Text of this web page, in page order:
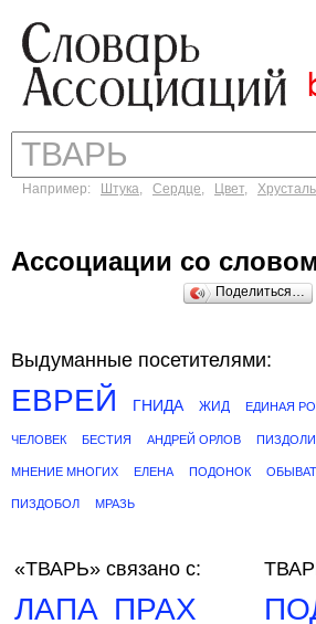
Например: Штука, Сердце, Цвет,
Ассоциации со
Поделиться…
Выдуманные посетителями:
ЕВРЕЙ ГНИДА ЖИД ЕДИНАЯ
ЧЕЛОВЕК БЕСТИЯ АНДРЕЙ ОРЛОВ
МНЕНИЕ МНОГИХ ЕЛЕНА ПОДОНОК
ПИЗДОБОЛ МРАЗЬ
«ТВАРЬ» связано с:
ЛАПА ПРАХ